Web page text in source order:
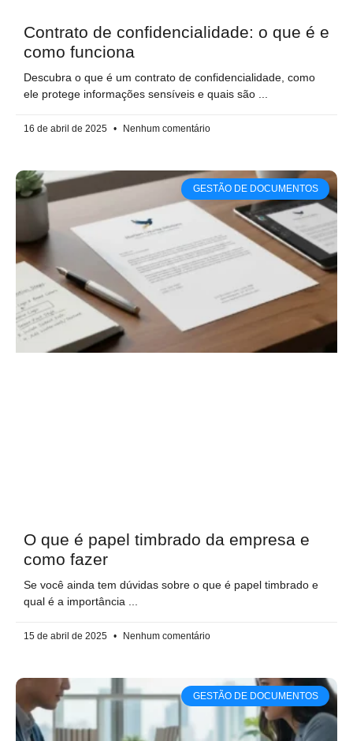
Contrato de confidencialidade: o que é e
como funciona
Descubra o que é um contrato de confidencialidade, como
ele protege informações sensíveis e quais são
16 de abril de 2025 Nenhum comentário
GESTÃO DE DOCUMENTOS
O que é papel timbrado da empresa e
como fazer
Se você ainda tem dúvidas sobre o que é papel timbrado e
qual é a importância
15 de abril de 2025 Nenhum comentário
GESTÃO DE DOCUMENTOS